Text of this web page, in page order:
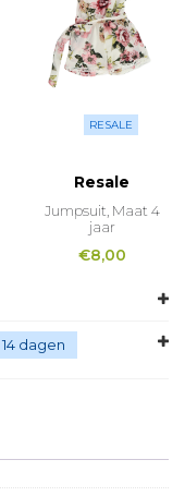
RESALE
Resale
Jumpsuit, Maat 4
jaar
€8,00
14 dagen